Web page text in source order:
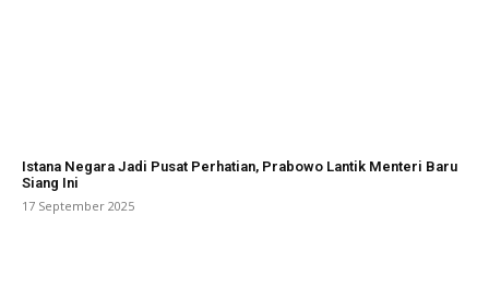
Istana Negara Jadi Pusat Perhatian, Prabowo Lantik Menteri Baru
Siang Ini
17 September 2025